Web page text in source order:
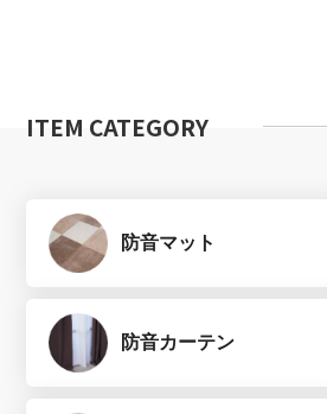
ITEM CATEGORY
防音マット
防音カーテン